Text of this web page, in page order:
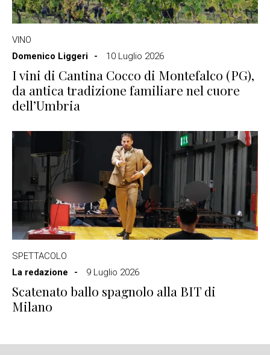
VINO
Domenico Liggeri
10 Luglio 2026
I vini di Cantina Cocco di Montefalco (PG),
da antica tradizione familiare nel cuore
dell’Umbria
SPETTACOLO
La redazione
9 Luglio 2026
Scatenato ballo spagnolo alla BIT di
Milano